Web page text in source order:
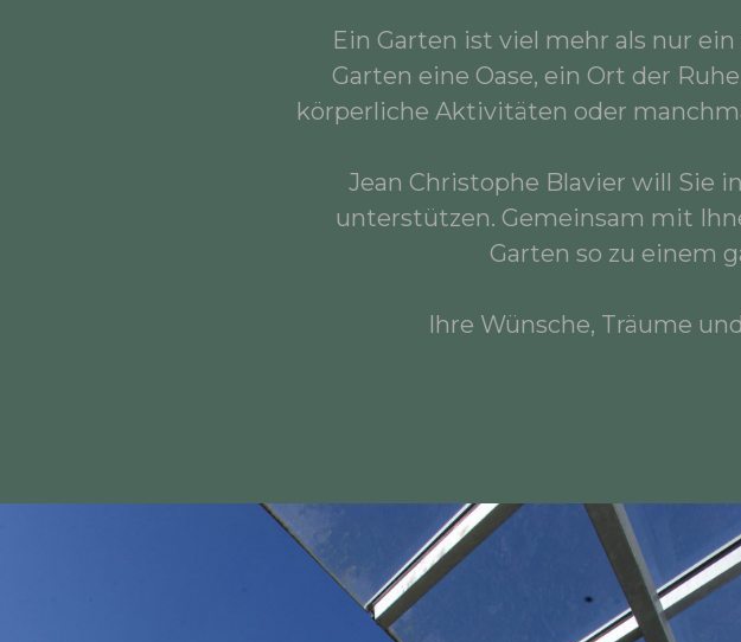
Ein Garten ist viel mehr als nur
Garten eine Oase, ein Ort der
körperliche Aktivitäten oder
Jean Christophe Blavier will Sie
unterstützen. Gemeinsam mit
Garten so zu einem
Ihre Wünsche, Träume